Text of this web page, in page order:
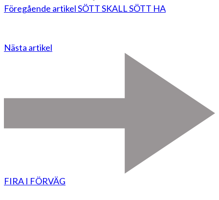
Föregående artikelSÖTT SKALL SÖTT HA
Nästa artikel
FIRA I FÖRVÄG